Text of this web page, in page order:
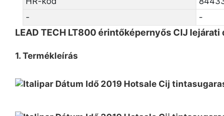
-
-
LEAD TECH LT800 érintőképernyős CIJ
1. Termékleírás